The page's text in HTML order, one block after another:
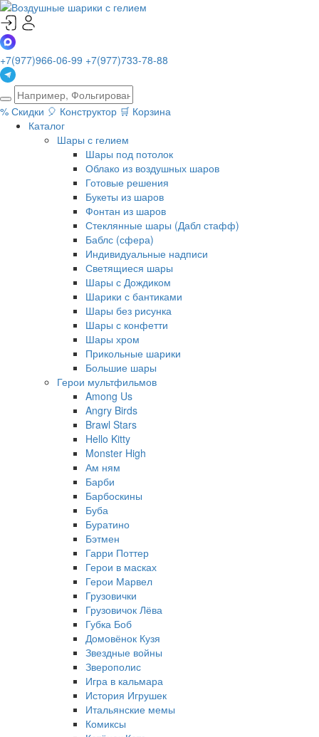
+7(977)966-06-99 +7(977)733-78-88
% Скидки 🎈 Конструктор 🛒 Корзина
Каталог
Шары с гелием
Шары под потолок
Облако из воздушных шаров
Готовые решения
Букеты из шаров
Фонтан из шаров
Стеклянные шары (Дабл стафф)
Баблс (сфера)
Индивидуальные надписи
Светящиеся шары
Шары с Дождиком
Шарики с бантиками
Шары без рисунка
Шары с конфетти
Шары хром
Прикольные шарики
Большие шары
Герои мультфильмов
Among Us
Angry Birds
Brawl Stars
Hello Kitty
Monster High
Ам ням
Барби
Барбоскины
Буба
Буратино
Бэтмен
Гарри Поттер
Герои в масках
Герои Марвел
Грузовички
Грузовичок Лёва
Губка Боб
Домовёнок Кузя
Звездные войны
Зверополис
Игра в кальмара
История Игрушек
Итальянские мемы
Комиксы